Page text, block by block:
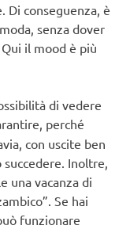
Di conseguenza, è
senza dover
il mood è più
di vedere
perché
con uscite ben
Inoltre,
una vacanza di
Se hai
funzionare